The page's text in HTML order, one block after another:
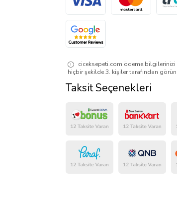
ciceksepeti.com ödeme
hiçbir şekilde 3. kişiler tarafından
Taksit Seçenekleri